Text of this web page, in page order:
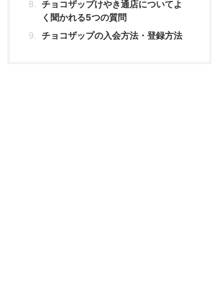
チョコザップけやき通店についてよ
く聞かれる5つの質問
チョコザップの入会方法・登録方法